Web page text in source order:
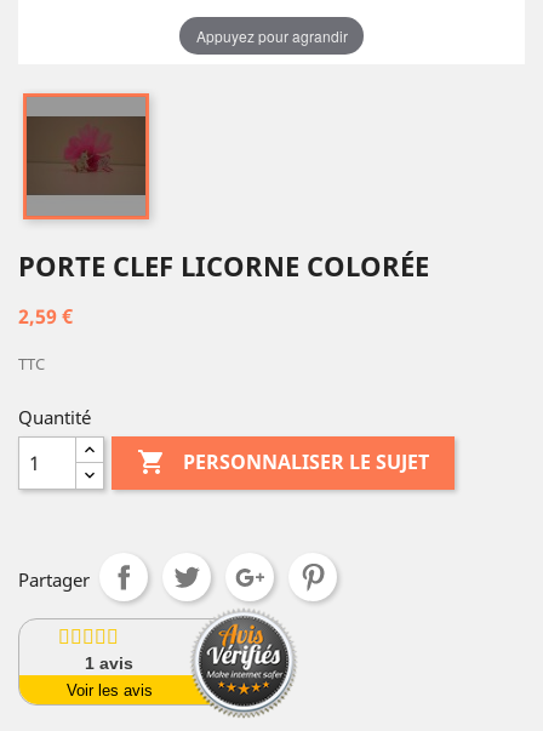
Appuyez pour agrandir
PORTE CLEF LICORNE COLORÉE
2,59 €
TTC
Quantité
 PERSONNALISER LE SUJET
Partager
1avis
Voir les avis